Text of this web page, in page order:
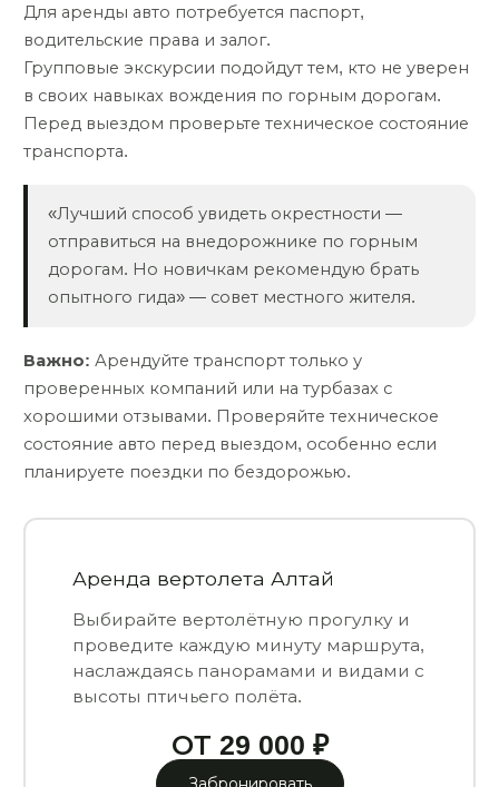
Для аренды авто потребуется паспорт,
водительские права и залог.
Групповые экскурсии подойдут тем, кто не уверен
в своих навыках вождения по горным дорогам.
Перед выездом проверьте техническое состояние
транспорта.
«Лучший способ увидеть окрестности —
отправиться на внедорожнике по горным
дорогам. Но новичкам рекомендую брать
опытного гида» — совет местного жителя.
Важно: Арендуйте транспорт только у
проверенных компаний или на турбазах с
хорошими отзывами. Проверяйте техническое
состояние авто перед выездом, особенно если
планируете поездки по бездорожью.
Аренда вертолета Алтай
Выбирайте вертолётную прогулку и
проведите каждую минуту маршрута,
наслаждаясь панорамами и видами с
высоты птичьего полёта.
ОТ 29 000 ₽